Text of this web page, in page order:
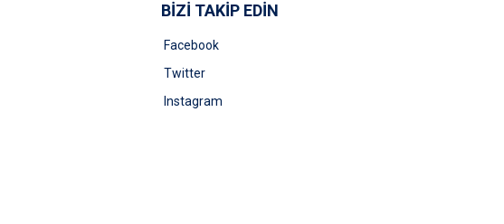
BİZİ TAKİP EDİN
Facebook
Twitter
Instagram